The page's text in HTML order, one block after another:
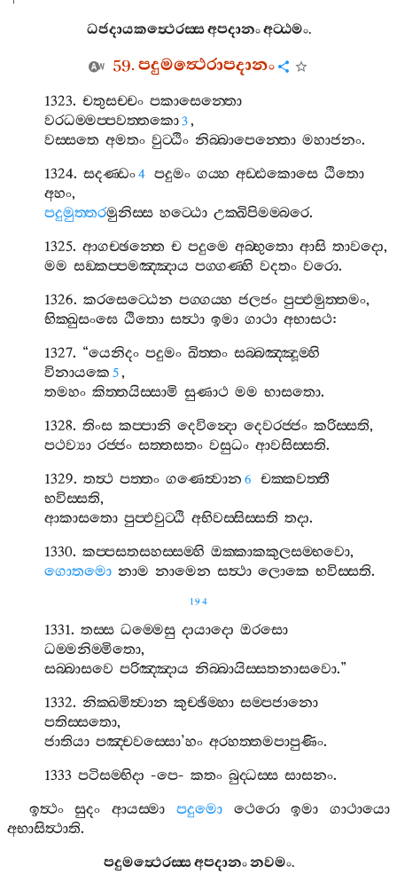
ධජදායකත්‍ථෙරස‍්සඅපදානංඅට‍්ඨමං.
59.පදුමත්‍ථෙරාපදානං
1323.චතුසච‍්චං පකාසෙන‍්තො
වරධම‍්මප‍්පවත‍්තකො3,
වස‍්සතෙ අමතං වුට‍්ඨිං නිබ‍්බාපෙන‍්තො මහාජනං.
1324.සදණ‍්ඩං4 පදුමං ගය‍්හ අඩ‍්ඪකොසෙ ඨිතො
අහං,
පදුමුත‍්තරමුනිස‍්ස හට‍්ඨො උක‍්ඛිපිමම‍්බරෙ.
1325.ආගච‍්ඡන‍්තෙ ච පදුමෙ අබ‍්භුතො ආසි තාවදො,
මම සඞ‍්කප‍්පමඤ‍්ඤාය පග‍්ගණ‍්හි වදතං වරො.
1326.කරසෙට‍්ඨෙන පග‍්ගය‍්හ ජලජං පුප‍්ඵමුත‍්තමං,
භික‍්ඛුසංඝෙ ඨිතො සත්‍ථා ඉමා ගාථා අභාසථ:
1327. “යෙනිදං පදුමං ඛිත‍්තං සබ‍්බඤ‍්ඤූම‍්හි
විනායකෙ 5,
තමහං කිත‍්තයිස‍්සාමි සුණාථ මම භාසතො.
1328.තිංස කප‍්පානි දෙවින්‍දො දෙවරජ‍්ජං කරිස‍්සති,
පථව්‍යා රජ‍්ජං සත‍්තසතං වසුධං ආවසිස‍්සති.
1329.තත්‍ථ පත‍්තං ගණෙත්‍වාන 6
චක‍්කවත‍්තී
භවිස‍්සති,
ආකාසතො පුප‍්ඵවුට‍්ඨි අභිවස‍්සිස‍්සති තදා.
1330.කප‍්පසතසහස‍්සම‍්හි ඔක‍්කාකකුලසම‍්භවො,
ගොතමො නාම නාමෙන සත්‍ථා ලොකෙ භවිස‍්සති.
194
1331.තස‍්ස ධම‍්මෙසු දායාදො ඔරසො
ධම‍්මනිම‍්මිතො,
සබ‍්බාසවෙ පරිඤ‍්ඤාය නිබ‍්බායිස‍්සතනාසවො.”
1332.නික‍්ඛමිත්‍වාන කුච‍්ඡිම‍්හා සම‍්පජානො
පතිස‍්සතො,
ජාතියා පඤ‍්චවස‍්සො’හං අරහත‍්තමපාපුණිං.
1333පටිසම‍්භිදා -පෙ-කතං බුද‍්ධස‍්ස සාසනං.
ඉත්‍ථං
සුදං ආයස‍්මා පදුමො ථෙරො ඉමා
ගාථායො
අභාසිත්‍ථාති.
පදුමත්‍ථෙරස‍්සඅපදානංනවමං.